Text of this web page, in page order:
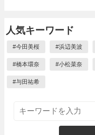
人気キーワード
#今田美桜 #浜辺美波
#橋本環奈 #小松菜奈
#与田祐希